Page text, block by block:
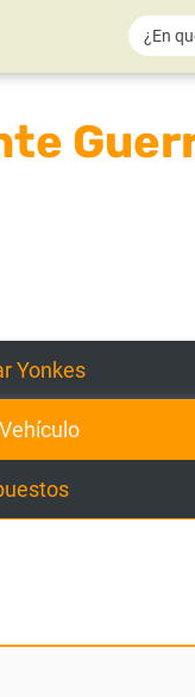
Yonkes